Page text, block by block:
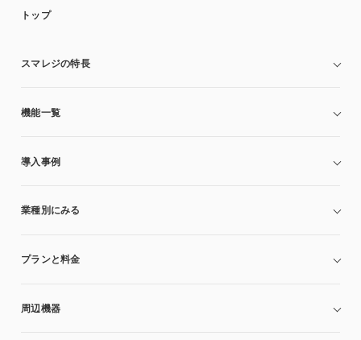
トップ
スマレジの特長
機能一覧
導入事例
業種別にみる
プランと料金
周辺機器